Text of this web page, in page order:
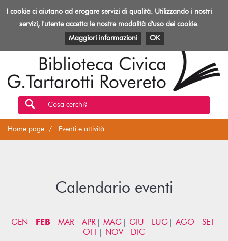
Toggle
Biblioteca
Rovereto
EVENTI E ATTIVITÀ PATRIMONIO E RISORSE
Cosa cerchi?
Home page Eventi e attività
Calendario eventi
GEN FEB MAR APR MAG GIU LUG AGO
SET
OTT
NOV
DIC
I cookie ci aiutano ad erogare servizi di qualità. Utilizzando i nostri
servizi, l'utente accetta le nostre modalità d'uso dei cookie.
Maggiori informazioni
OK